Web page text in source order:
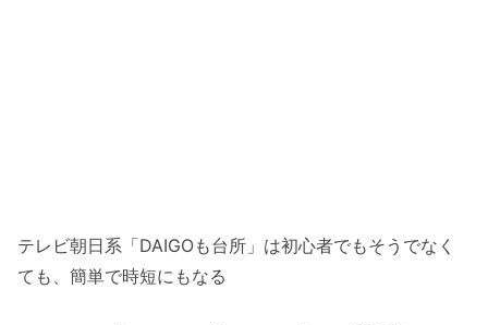
テレビ朝日系「DAIGOも台所」は初心者でもそうでなく
ても、簡単で時短にもなる